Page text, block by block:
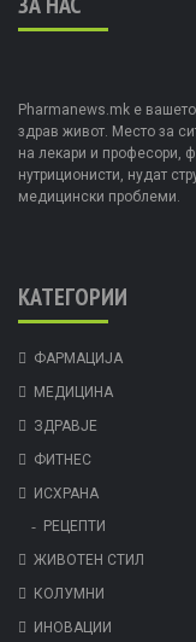
Pharmanews.mk е
здрав живот. Место за
на лекари и професори,
нутриционисти, нудат
медицински проблеми.
КАТЕГОРИИ
ФАРМАЦИЈА
МЕДИЦИНА
ЗДРАВЈЕ
ФИТНЕС
ИСХРАНА
РЕЦЕПТИ
ЖИВОТЕН СТИЛ
КОЛУМНИ
ИНОВАЦИИ